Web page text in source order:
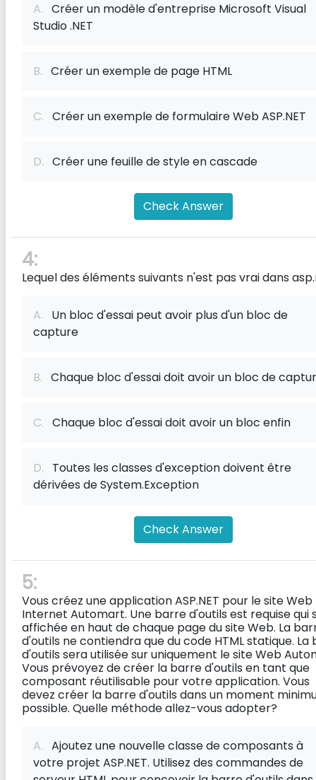
A. Créer un modèle d'entreprise Microsoft Visual
Studio .NET
B. Créer un exemple de page HTML
C. Créer un exemple de formulaire Web ASP.NET
D. Créer une feuille de style en cascade
Check Answer
4:
Lequel des éléments suivants n'est pas vrai dans
A. Un bloc d'essai peut avoir plus d'un bloc de
capture
B. Chaque bloc d'essai doit avoir un bloc de
C. Chaque bloc d'essai doit avoir un bloc enfin
D. Toutes les classes d'exception doivent être
dérivées de System.Exception
Check Answer
5:
Vous créez une application ASP.NET pour le site Web
Internet Automart. Une barre d'outils est requise qui
affichée en haut de chaque page du site Web. La
d'outils ne contiendra que du code HTML statique. La
d'outils sera utilisée sur uniquement le site Web
Vous prévoyez de créer la barre d'outils en tant que
composant réutilisable pour votre application. Vous
devez créer la barre d'outils dans un moment
possible. Quelle méthode allez-vous adopter?
A. Ajoutez une nouvelle classe de composants à
votre projet ASP.NET. Utilisez des commandes de